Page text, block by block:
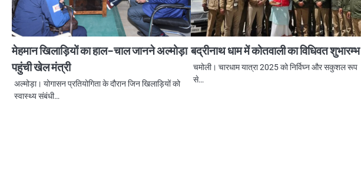
मेहमान खिलाड़ियों का हाल-चाल जानने अल्मोड़ा
पहुंची खेल मंत्री
अल्मोड़ा। योगासन प्रतियोगिता के दौरान जिन खिलाड़ियों को
स्वास्थ्य संबंधी…
बद्रीनाथ धाम में कोतवाली का विधिवत शुभारम्भ
चमोली। चारधाम यात्रा 2025 को निर्विघ्न और सकुशल रूप
से…